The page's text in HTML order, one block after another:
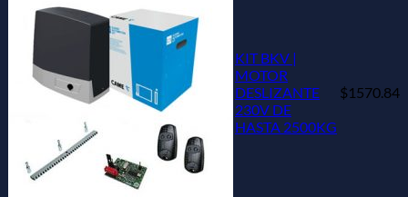
KIT BKV |
MOTOR
DESLIZANTE
230V DE
HASTA 2500KG
$1570.84